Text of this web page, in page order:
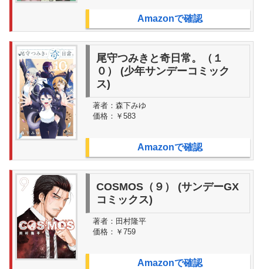
Amazonで確認
尾守つみきと奇日常。（１
０） (少年サンデーコミック
ス)
著者： 森下みゆ
価格： ￥583
Amazonで確認
COSMOS（９） (サンデーGX
コミックス)
著者： 田村隆平
価格： ￥759
Amazonで確認